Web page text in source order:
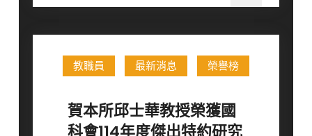
踴
參
「2026
第
教職員 最新消息 榮譽榜
賀本所邱士華教授榮獲國
科會114年度傑出特約研究